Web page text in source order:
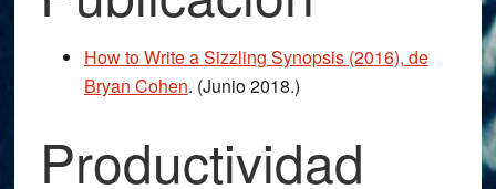
How to Write a Sizzling Synopsis (2016), de
Bryan Cohen. (Junio 2018.)
Productividad